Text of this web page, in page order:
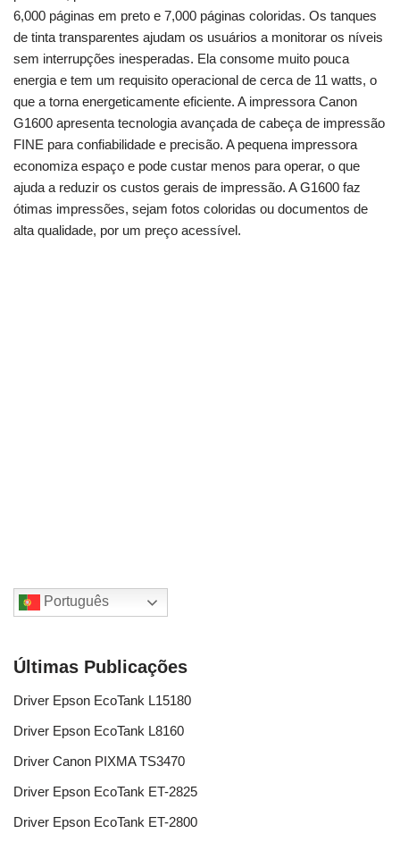
6,000 páginas em preto e 7,000 páginas coloridas. Os tanques
de tinta transparentes ajudam os usuários a monitorar os níveis
sem interrupções inesperadas. Ela consome muito pouca
energia e tem um requisito operacional de cerca de 11 watts, o
que a torna energeticamente eficiente. A impressora Canon
G1600 apresenta tecnologia avançada de cabeça de impressão
FINE para confiabilidade e precisão. A pequena impressora
economiza espaço e pode custar menos para operar, o que
ajuda a reduzir os custos gerais de impressão. A G1600 faz
ótimas impressões, sejam fotos coloridas ou documentos de
alta qualidade, por um preço acessível.
Português
Últimas Publicações
Driver Epson EcoTank L15180
Driver Epson EcoTank L8160
Driver Canon PIXMA TS3470
Driver Epson EcoTank ET-2825
Driver Epson EcoTank ET-2800